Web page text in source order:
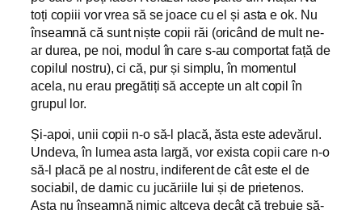
toți copiii vor vrea să se joace cu el și asta e ok. Nu
înseamnă că sunt niște copii răi (oricând de mult ne-
ar durea, pe noi, modul în care s-au comportat față de
copilul nostru), ci că, pur și simplu, în momentul
acela, nu erau pregătiți să accepte un alt copil în
grupul lor.
Și-apoi, unii copii n-o să-l placă, ăsta este adevărul.
Undeva, în lumea asta largă, vor exista copii care n-o
să-l placă pe al nostru, indiferent de cât este el de
sociabil, de darnic cu jucăriile lui și de prietenos.
Asta nu înseamnă nimic altceva decât că trebuie să-